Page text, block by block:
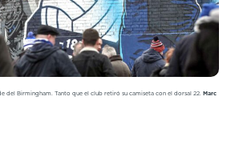
del Birmingham. Tanto que el club retiró su camiseta con el dorsal 22. Marc